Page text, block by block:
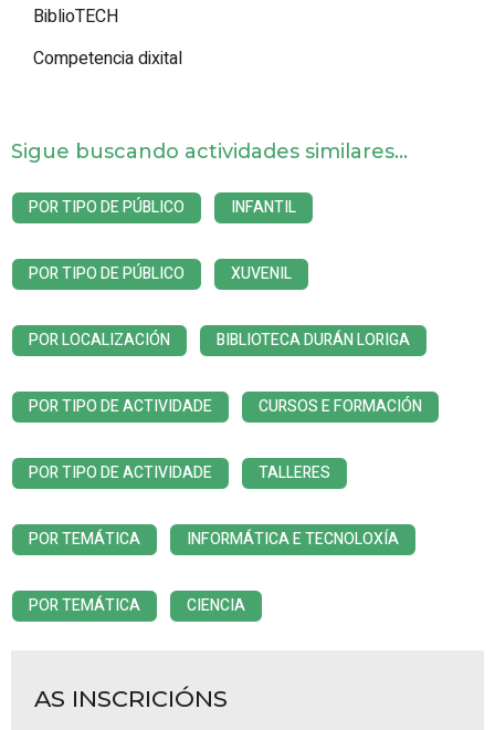
BiblioTECH
Competencia dixital
Sigue buscando actividades similares...
POR TIPO DE PÚBLICO INFANTIL
POR TIPO DE PÚBLICO XUVENIL
POR LOCALIZACIÓN BIBLIOTECA DURÁN LORIGA
POR TIPO DE ACTIVIDADE CURSOS E FORMACIÓN
POR TIPO DE ACTIVIDADE TALLERES
POR TEMÁTICA INFORMÁTICA E TECNOLOXÍA
POR TEMÁTICA CIENCIA
AS INSCRICIÓNS